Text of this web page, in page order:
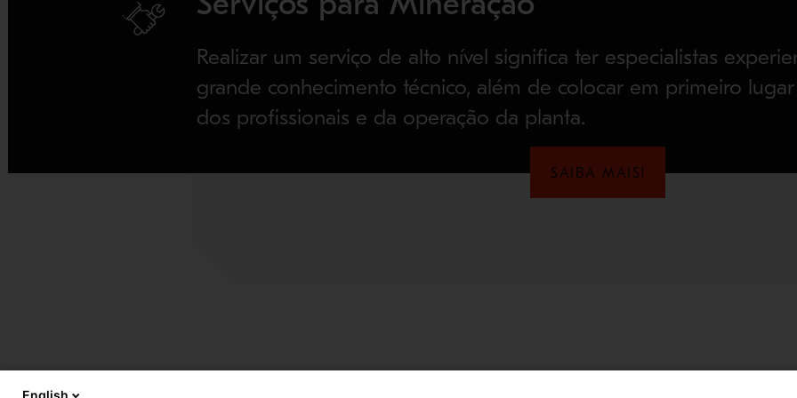
Realizar um serviço de alto nível significa ter especialistas
grande conhecimento técnico, além de colocar em primeiro
dos profissionais e da operação da planta.
SAIBA MAIS!
English